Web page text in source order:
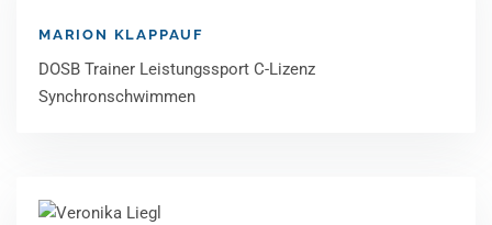
MARION KLAPPAUF
DOSB Trainer Leistungssport C-Lizenz
Synchronschwimmen